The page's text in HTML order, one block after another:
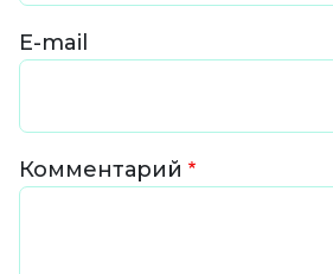
E-mail
Комментарий